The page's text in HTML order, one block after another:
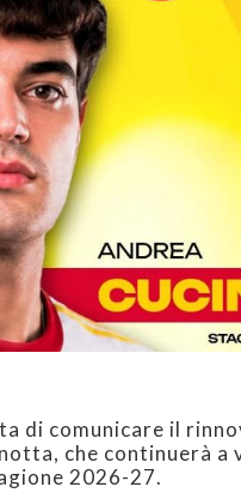
di comunicare il
che continuerà a
2026-27.